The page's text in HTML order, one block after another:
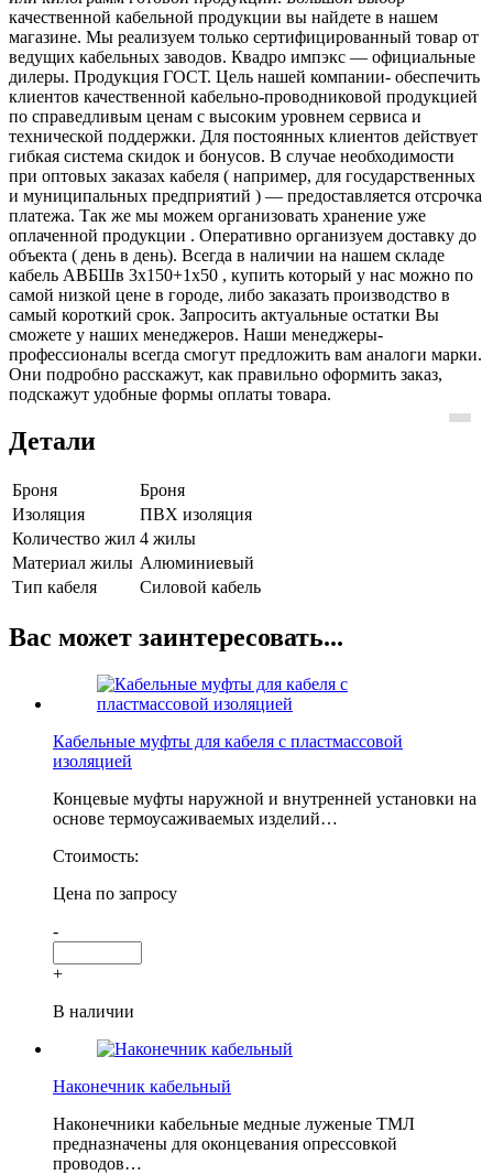
качественной кабельной продукции вы найдете в нашем
магазине. Мы реализуем только сертифицированный товар от
ведущих кабельных заводов. Квадро импэкс — официальные
дилеры. Продукция ГОСТ. Цель нашей компании- обеспечить
клиентов качественной кабельно-проводниковой продукцией
по справедливым ценам с высоким уровнем сервиса и
технической поддержки. Для постоянных клиентов действует
гибкая система скидок и бонусов. В случае необходимости
при оптовых заказах кабеля ( например, для государственных
и муниципальных предприятий ) — предоставляется отсрочка
платежа. Так же мы можем организовать хранение уже
оплаченной продукции . Оперативно организуем доставку до
объекта ( день в день). Всегда в наличии на нашем складе
кабель АВБШв 3х150+1х50 , купить который у нас можно по
самой низкой цене в городе, либо заказать производство в
самый короткий срок. Запросить актуальные остатки Вы
сможете у наших менеджеров. Наши менеджеры-
профессионалы всегда смогут предложить вам аналоги марки.
Они подробно расскажут, как правильно оформить заказ,
подскажут удобные формы оплаты товара.
Детали
Броня
Броня
Изоляция
ПВХ изоляция
Количество жил 4 жилы
Материал жилы Алюминиевый
Тип кабеля
Силовой кабель
Вас может заинтересовать...
Кабельные муфты для кабеля с пластмассовой
изоляцией
Концевые муфты наружной и внутренней установки на
основе термоусаживаемых изделий…
Стоимость:
Цена по запросу
-
+
В наличии
Наконечник кабельный
Наконечники кабельные медные луженые ТМЛ
предназначены для оконцевания опрессовкой
проводов…